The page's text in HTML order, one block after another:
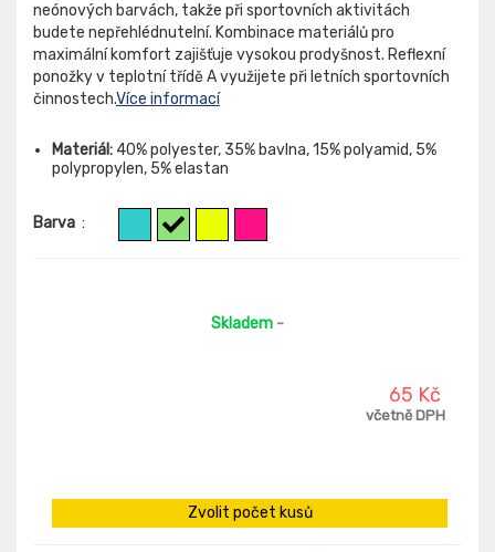
neónových barvách, takže při sportovních aktivitách
budete nepřehlédnutelní. Kombinace materiálů pro
maximální komfort zajišťuje vysokou prodyšnost. Reflexní
ponožky v teplotní třídě A využijete při letních sportovních
činnostech.Více informací
Materiál: 40% polyester, 35% bavlna, 15% polyamid, 5%
polypropylen, 5% elastan
Barva :
Skladem -
65 Kč
včetně DPH
Zvolit počet kusů